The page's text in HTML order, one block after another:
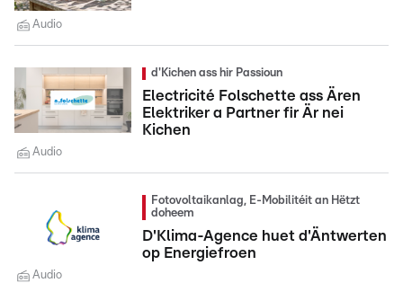
Audio
d'Kichen ass hir Passioun
Electricité Folschette ass Ären
Elektriker a Partner fir Är nei
Kichen
Audio
Fotovoltaikanlag, E-Mobilitéit an Hëtzt
doheem
D'Klima-Agence huet d'Äntwerten
op Energiefroen
Audio